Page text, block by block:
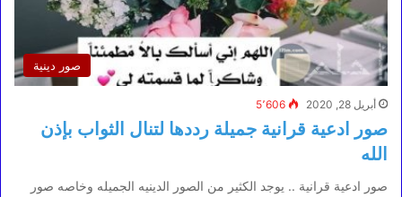
صور دينية
أبريل 28, 2020 5٬606
صور ادعية قرانية جميلة رددها لتنال الثواب بإذن
الله
صور ادعية قرانية .. يوجد الكثير من الصور الدينيه الجميله وخاصه صور